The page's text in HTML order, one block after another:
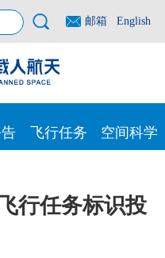
邮箱 English
飞行任务 空间科学
行任务标识投